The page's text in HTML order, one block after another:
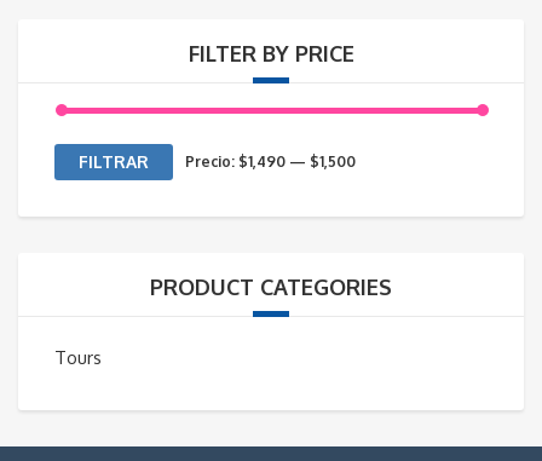
FILTER BY PRICE
Precio
Precio
FILTRAR Precio: $1,490 — $1,500
PRODUCT CATEGORIES
Tours